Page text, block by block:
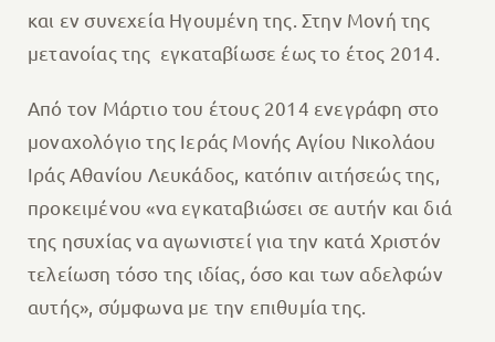
και εν συνεχεία Ηγουμένη της. Στην Μονή της
μετανοίας της εγκαταβίωσε έως το έτος 2014.
Από τον Μάρτιο του έτους 2014 ενεγράφη στο
μοναχολόγιο της Ιεράς Μονής Αγίου Νικολάου
Ιράς Αθανίου Λευκάδος, κατόπιν αιτήσεώς της,
προκειμένου «να εγκαταβιώσει σε αυτήν και διά
της ησυχίας να αγωνιστεί για την κατά Χριστόν
τελείωση τόσο της ιδίας, όσο και των αδελφών
αυτής», σύμφωνα με την επιθυμία της.